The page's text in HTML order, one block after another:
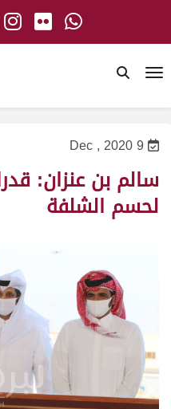
9 Dec , 2020
سالم بن عنزان:
لحسم الشلفة